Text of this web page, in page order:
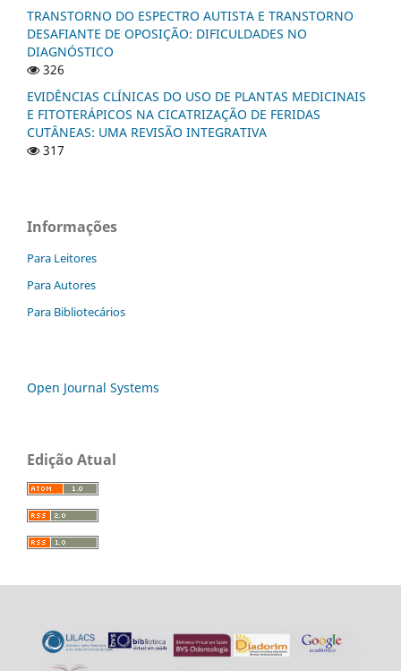
TRANSTORNO DO ESPECTRO AUTISTA E TRANSTORNO
DESAFIANTE DE OPOSIÇÃO: DIFICULDADES NO
DIAGNÓSTICO
326
EVIDÊNCIAS CLÍNICAS DO USO DE PLANTAS MEDICINAIS
E FITOTERÁPICOS NA CICATRIZAÇÃO DE FERIDAS
CUTÂNEAS: UMA REVISÃO INTEGRATIVA
317
Informações
Para Leitores
Para Autores
Para Bibliotecários
Open Journal Systems
Edição Atual